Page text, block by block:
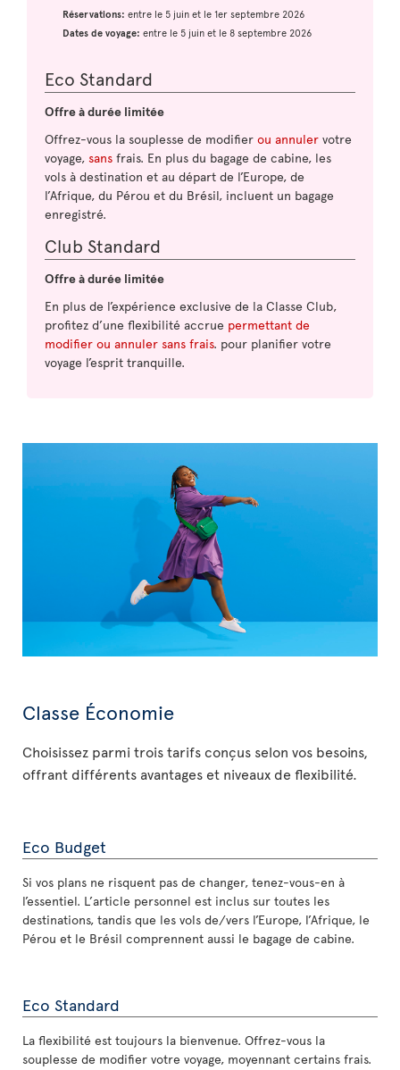
Réservations: entre le 5 juin et le 1er septembre 2026
Dates de voyage: entre le 5 juin et le 8 septembre 2026
Eco Standard
Offre à durée limitée
Offrez-vous la souplesse de modifier ou annuler votre
voyage, sans frais. En plus du bagage de cabine, les
vols à destination et au départ de l’Europe, de
l’Afrique, du Pérou et du Brésil, incluent un bagage
enregistré.
Club Standard
Offre à durée limitée
En plus de l’expérience exclusive de la Classe Club,
profitez d’une flexibilité accrue permettant de
modifier ou annuler sans frais. pour planifier votre
voyage l’esprit tranquille.
Classe Économie
Choisissez parmi trois tarifs conçus selon vos besoins,
offrant différents avantages et niveaux de flexibilité.
Eco Budget
Si vos plans ne risquent pas de changer, tenez-vous-en à
l’essentiel. L’article personnel est inclus sur toutes les
destinations, tandis que les vols de/vers l’Europe, l’Afrique, le
Pérou et le Brésil comprennent aussi le bagage de cabine.
Eco Standard
La flexibilité est toujours la bienvenue. Offrez-vous la
souplesse de modifier votre voyage, moyennant certains frais.